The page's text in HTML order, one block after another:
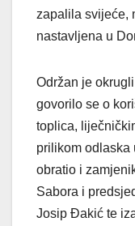
zapalila svijeće,
nastavljena u
Održan je
govorilo se o
toplica,
prilikom odlaska
obratio i
Sabora i
Josip Đakić te